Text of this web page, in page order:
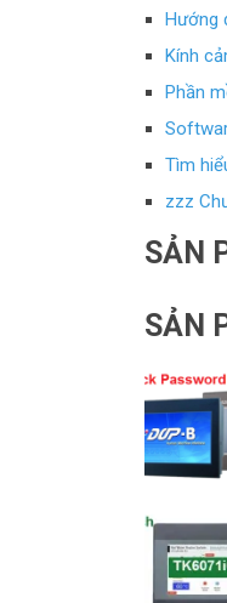
Hướng
Kính
Phần
Tìm
zzz
SẢN
SẢN